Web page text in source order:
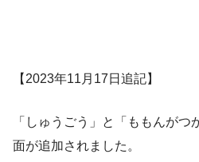
【2023年11月17日追記】
「しゅうごう」と「ももんが
面が追加されました。